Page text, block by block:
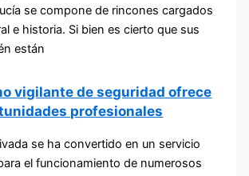
se compone de rincones cargados
e historia. Si bien es cierto que sus
están
vigilante de seguridad ofrece
profesionales
se ha convertido en un servicio
el funcionamiento de numerosos